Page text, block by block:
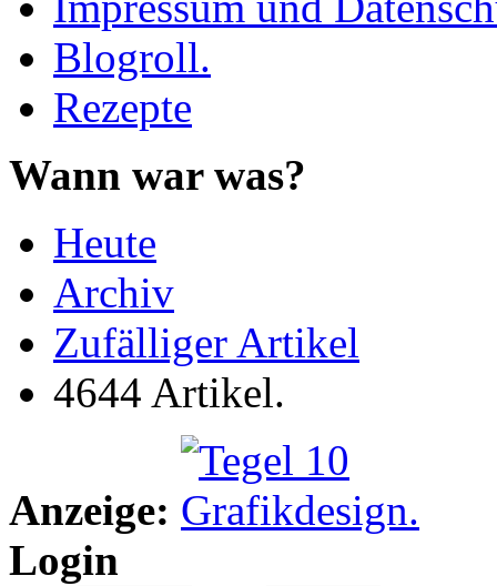
Blogroll.
Rezepte
Wann war was?
Heute
Archiv
Zufälliger Artikel
4644 Artikel.
Anzeige:
Login